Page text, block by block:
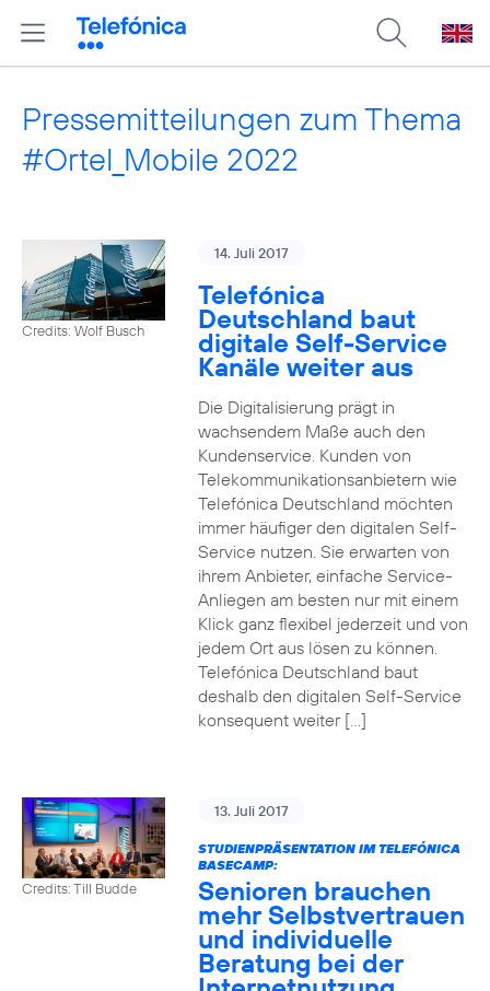
Pressemitteilungen zum Thema
#Ortel_Mobile 2022
Credits: Wolf Busch
14. Juli 2017
Telefónica
Deutschland baut
digitale Self-Service
Kanäle weiter aus
Die Digitalisierung prägt in
wachsendem Maße auch den
Kundenservice. Kunden von
Telekommunikationsanbietern wie
Telefónica Deutschland möchten
immer häufiger den digitalen Self-
Service nutzen. Sie erwarten von
ihrem Anbieter, einfache Service-
Anliegen am besten nur mit einem
Klick ganz flexibel jederzeit und von
jedem Ort aus lösen zu können.
Telefónica Deutschland baut
deshalb den digitalen Self-Service
konsequent weiter […]
Credits: Till Budde
13. Juli 2017
STUDIENPRÄSENTATION IM TELEFÓNICA
BASECAMP:
Senioren brauchen
mehr Selbstvertrauen
und individuelle
Beratung bei der